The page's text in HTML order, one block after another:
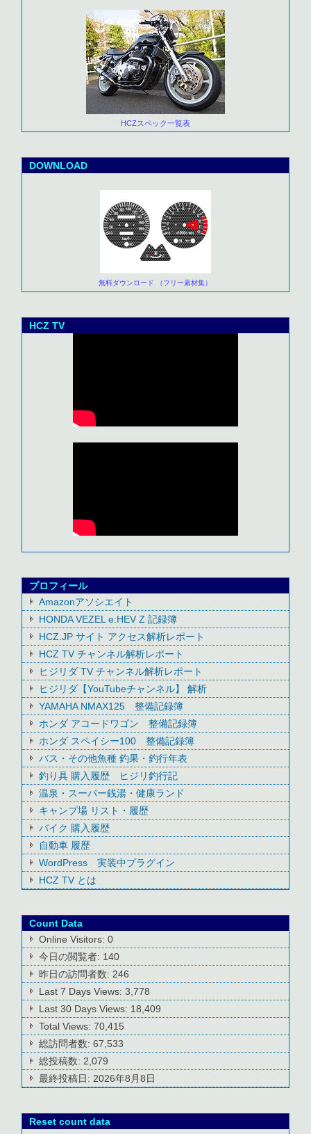
HCZスペック一覧表
DOWNLOAD
無料ダウンロード （フリー素材集）
HCZ TV
プロフィール
Amazonアソシエイト
HONDA VEZEL e:HEV Z 記録簿
HCZ.JP サイト アクセス解析レポート
HCZ TV チャンネル解析レポート
ヒジリダ TV チャンネル解析レポート
ヒジリダ【YouTubeチャンネル】 解析
YAMAHA NMAX125 整備記録簿
ホンダ アコードワゴン 整備記録簿
ホンダ スペイシー100 整備記録簿
バス・その他魚種 釣果・釣行年表
釣り具 購入履歴 ヒジリ釣行記
温泉・スーパー銭湯・健康ランド
キャンプ場 リスト・履歴
バイク 購入履歴
自動車 履歴
WordPress 実装中プラグイン
HCZ TV とは
Count Data
Online Visitors:0
今日の閲覧者: 140
昨日の訪問者数:246
Last 7 Days Views:3,778
Last 30 Days Views: 18,409
Total Views:70,415
総訪問者数:67,533
総投稿数:2,079
最終投稿日:2026年8月8日
Reset count data